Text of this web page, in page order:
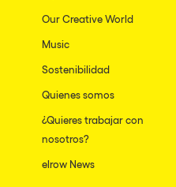
Our Creative World
Music
Sostenibilidad
Quienes somos
¿Quieres trabajar con
nosotros?
elrow News